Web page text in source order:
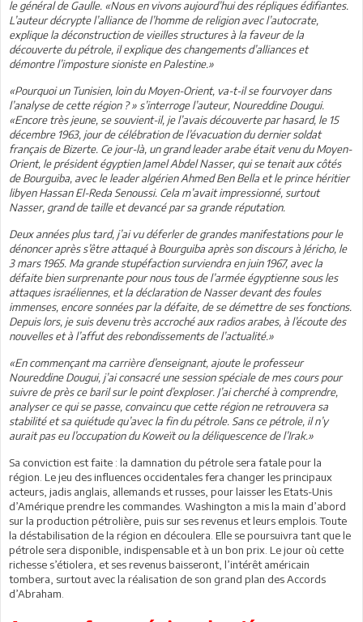
le général de Gaulle. «Nous en vivons aujourd’hui des répliques édifiantes.
L’auteur décrypte l’alliance de l’homme de religion avec l’autocrate,
explique la déconstruction de vieilles structures à la faveur de la
découverte du pétrole, il explique des changements d’alliances et
démontre l’imposture sioniste en Palestine.»
«Pourquoi un Tunisien, loin du Moyen-Orient, va-t-il se fourvoyer dans
l’analyse de cette région ? » s’interroge l’auteur, Noureddine Dougui.
«Encore très jeune, se souvient-il, je l’avais découverte par hasard, le 15
décembre 1963, jour de célébration de l’évacuation du dernier soldat
français de Bizerte. Ce jour-là, un grand leader arabe était venu du Moyen-
Orient, le président égyptien Jamel Abdel Nasser, qui se tenait aux côtés
de Bourguiba, avec le leader algérien Ahmed Ben Bella et le prince héritier
libyen Hassan El-Reda Senoussi. Cela m’avait impressionné, surtout
Nasser, grand de taille et devancé par sa grande réputation.
Deux années plus tard, j’ai vu déferler de grandes manifestations pour le
dénoncer après s’être attaqué à Bourguiba après son discours à Jéricho, le
3 mars 1965. Ma grande stupéfaction surviendra en juin 1967, avec la
défaite bien surprenante pour nous tous de l’armée égyptienne sous les
attaques israéliennes, et la déclaration de Nasser devant des foules
immenses, encore sonnées par la défaite, de se démettre de ses fonctions.
Depuis lors, je suis devenu très accroché aux radios arabes, à l’écoute des
nouvelles et à l’affut des rebondissements de l’actualité.»
«En commençant ma carrière d’enseignant, ajoute le professeur
Noureddine Dougui, j’ai consacré une session spéciale de mes cours pour
suivre de près ce baril sur le point d’exploser. J’ai cherché à comprendre,
analyser ce qui se passe, convaincu que cette région ne retrouvera sa
stabilité et sa quiétude qu’avec la fin du pétrole. Sans ce pétrole, il n’y
aurait pas eu l’occupation du Koweït ou la déliquescence de l’Irak.»
Sa conviction est faite : la damnation du pétrole sera fatale pour la
région. Le jeu des influences occidentales fera changer les principaux
acteurs, jadis anglais, allemands et russes, pour laisser les Etats-Unis
d’Amérique prendre les commandes. Washington a mis la main d’abord
sur la production pétrolière, puis sur ses revenus et leurs emplois. Toute
la déstabilisation de la région en découlera. Elle se poursuivra tant que le
pétrole sera disponible, indispensable et à un bon prix. Le jour où cette
richesse s’étiolera, et ses revenus baisseront, l’intérêt américain
tombera, surtout avec la réalisation de son grand plan des Accords
d’Abraham.